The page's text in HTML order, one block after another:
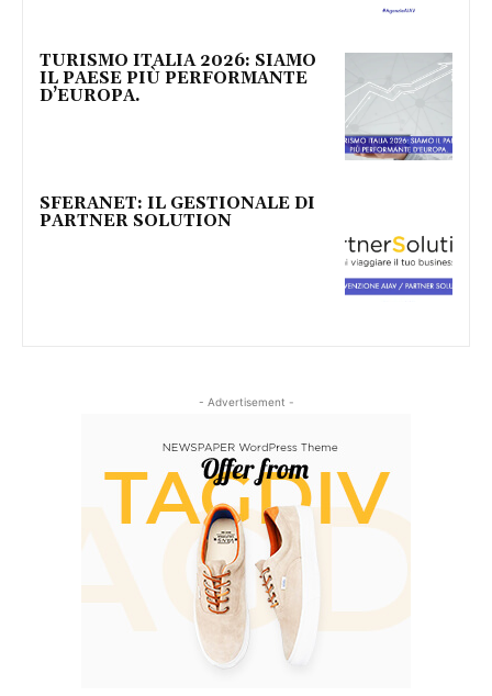
TURISMO ITALIA 2026: SIAMO
IL PAESE PIÙ PERFORMANTE
D’EUROPA.
SFERANET: IL GESTIONALE DI
PARTNER SOLUTION
- Advertisement -